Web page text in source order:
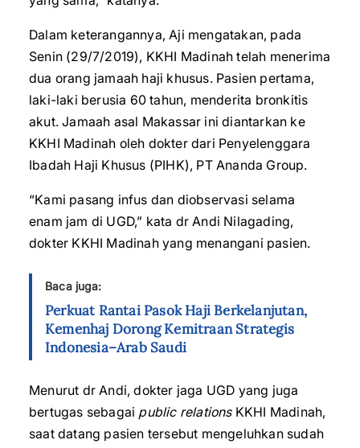
Dalam keterangannya, Aji mengatakan, pada
Senin (29/7/2019), KKHI Madinah telah menerima
dua orang jamaah haji khusus. Pasien pertama,
laki-laki berusia 60 tahun, menderita bronkitis
akut. Jamaah asal Makassar ini diantarkan ke
KKHI Madinah oleh dokter dari Penyelenggara
Ibadah Haji Khusus (PIHK), PT Ananda Group.
“Kami pasang infus dan diobservasi selama
enam jam di UGD,” kata dr Andi Nilagading,
dokter KKHI Madinah yang menangani pasien.
Baca juga:
Perkuat Rantai Pasok Haji Berkelanjutan,
Kemenhaj Dorong Kemitraan Strategis
Indonesia–Arab Saudi
Menurut dr Andi, dokter jaga UGD yang juga
bertugas sebagai public relationsKKHI Madinah,
saat datang pasien tersebut mengeluhkan sudah